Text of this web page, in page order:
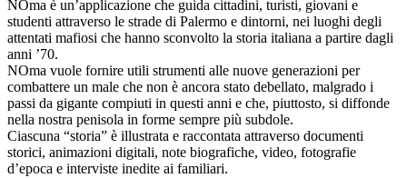
NOma è un’applicazione che guida cittadini, turisti, giovani e
studenti attraverso le strade di Palermo e dintorni, nei luoghi degli
attentati mafiosi che hanno sconvolto la storia italiana a partire dagli
anni ’70.
NOma vuole fornire utili strumenti alle nuove generazioni per
combattere un male che non è ancora stato debellato, malgrado i
passi da gigante compiuti in questi anni e che, piuttosto, si diffonde
nella nostra penisola in forme sempre più subdole.
Ciascuna “storia” è illustrata e raccontata attraverso documenti
storici, animazioni digitali, note biografiche, video, fotografie
d’epoca e interviste inedite ai familiari.